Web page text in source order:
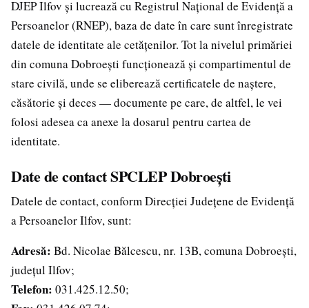
DJEP Ilfov și lucrează cu Registrul Național de Evidență a
Persoanelor (RNEP), baza de date în care sunt înregistrate
datele de identitate ale cetățenilor. Tot la nivelul primăriei
din comuna Dobroești funcționează și compartimentul de
stare civilă, unde se eliberează certificatele de naștere,
căsătorie și deces — documente pe care, de altfel, le vei
folosi adesea ca anexe la dosarul pentru cartea de
identitate.
Date de contact SPCLEP Dobroești
Datele de contact, conform Direcției Județene de Evidență
a Persoanelor Ilfov, sunt:
Adresă: Bd. Nicolae Bălcescu, nr. 13B, comuna Dobroești,
județul Ilfov;
Telefon: 031.425.12.50;